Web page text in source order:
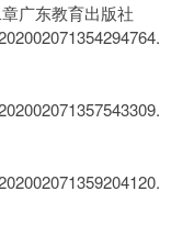
广东教育出版社